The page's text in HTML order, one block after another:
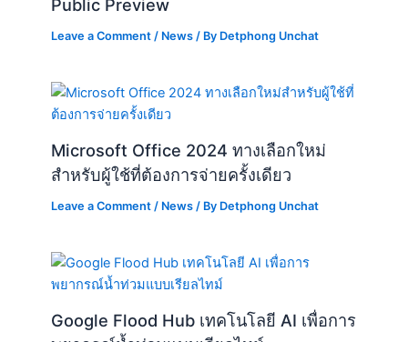
Microsoft Office 2024 ทางเลือกใหม่
Leave a Comment /News/ ByDetphong Unchat
Google Flood Hub เทคโนโลยี AI เพื่อการ
Leave a Comment /News/ ByDetphong Unchat